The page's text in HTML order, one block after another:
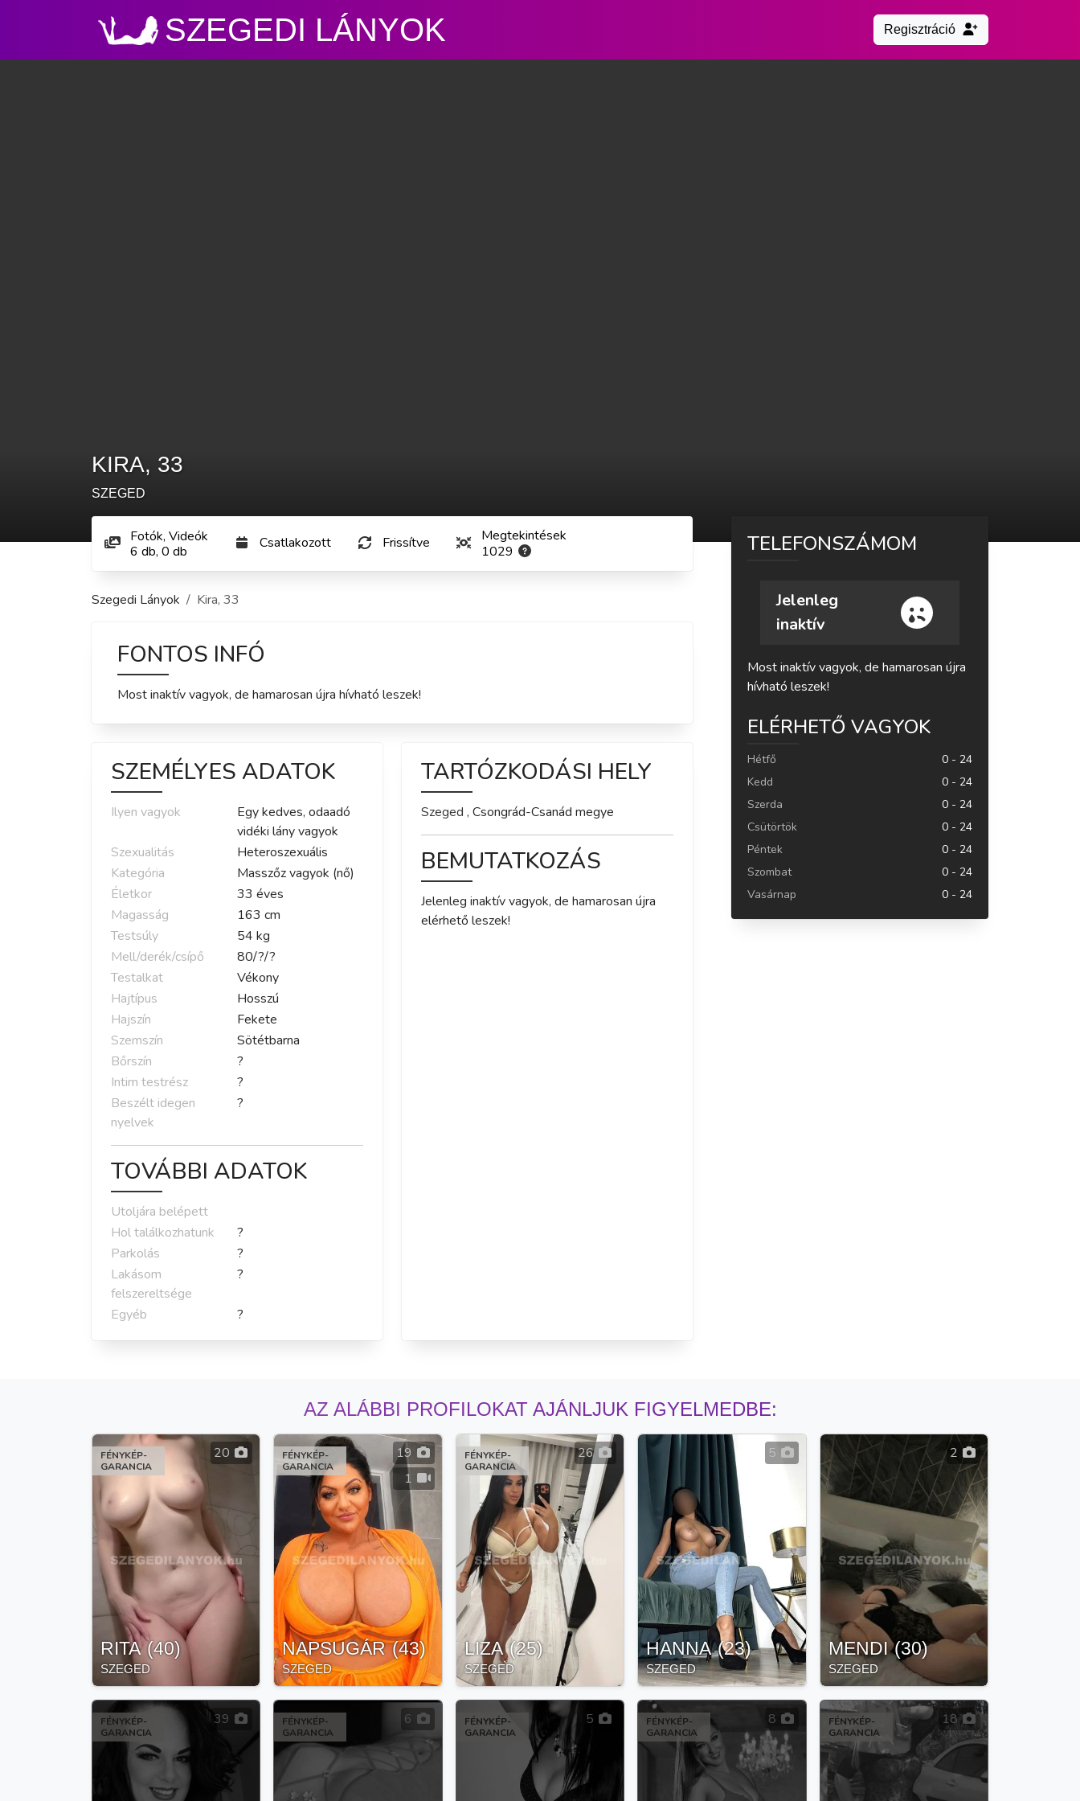
SZEGEDI LÁNYOK Regisztráció
KIRA, 33
SZEGED
Fotók, Videók
6 db, 0 db Csatlakozott Frissítve
Megtekintések
1029
Szegedi Lányok Kira, 33
FONTOS INFÓ
Most inaktív vagyok, de hamarosan újra hívható leszek!
SZEMÉLYES ADATOK
Ilyen vagyok
Egy kedves, odaadó
vidéki lány vagyok
Szexualitás
Heteroszexuális
Kategória
Masszőz vagyok (nő)
Életkor
33 éves
Magasság
163 cm
Testsúly
54 kg
Mell/derék/csípő
80/?/?
Testalkat
Vékony
Hajtípus
Hosszú
Hajszín
Fekete
Szemszín
Sötétbarna
Bőrszín
?
Intim testrész
?
Beszélt idegen
nyelvek
?
TOVÁBBI ADATOK
Utoljára belépett
Hol találkozhatunk
?
Parkolás
?
Lakásom
felszereltsége
?
Egyéb ?
TARTÓZKODÁSI HELY
Szeged , Csongrád-Csanád megye
BEMUTATKOZÁS
Jelenleg inaktív vagyok, de hamarosan újra
elérhető leszek!
TELEFONSZÁMOM
Jelenleg
inaktív
Most inaktív vagyok, de hamarosan újra
hívható leszek!
ELÉRHETŐ VAGYOK
Hétfő
0 - 24
Kedd
0 - 24
Szerda
0 - 24
Csütörtök
0 - 24
Péntek
0 - 24
Szombat
0 - 24
Vasárnap
0 - 24
AZ ALÁBBI PROFILOKAT AJÁNLJUK FIGYELMEDBE:
FÉNYKÉP-
GARANCIA
20
RITA (40)
SZEGED
FÉNYKÉP-
GARANCIA
19
1
NAPSUGÁR (43)
SZEGED
FÉNYKÉP-
GARANCIA
26
LIZA (25)
SZEGED
5
HANNA (23)
SZEGED
2
MENDI (30)
SZEGED
FÉNYKÉP-
GARANCIA
39
FÉNYKÉP-
GARANCIA
6
FÉNYKÉP-
GARANCIA
5
FÉNYKÉP-
GARANCIA
8
FÉNYKÉP-
GARANCIA
18